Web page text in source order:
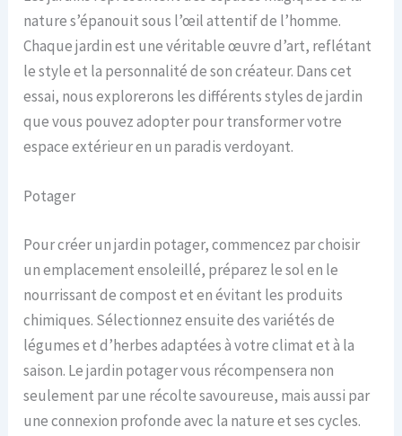
nature s’épanouit sous l’œil attentif de l’homme.
Chaque jardin est une véritable œuvre d’art, reflétant
le style et la personnalité de son créateur. Dans cet
essai, nous explorerons les différents styles de jardin
que vous pouvez adopter pour transformer votre
espace extérieur en un paradis verdoyant.
Potager
Pour créer un jardin potager, commencez par choisir
un emplacement ensoleillé, préparez le sol en le
nourrissant de compost et en évitant les produits
chimiques. Sélectionnez ensuite des variétés de
légumes et d’herbes adaptées à votre climat et à la
saison. Le jardin potager vous récompensera non
seulement par une récolte savoureuse, mais aussi par
une connexion profonde avec la nature et ses cycles.